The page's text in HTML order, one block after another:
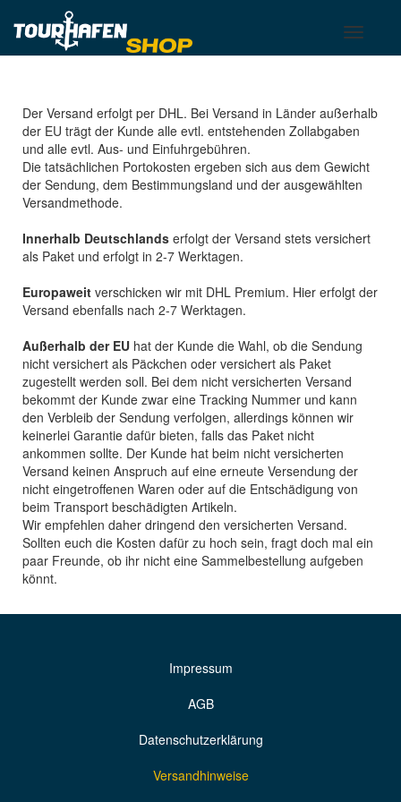
Toggle
Toggle
basket
Der Versand erfolgt per DHL. Bei Versand in Länder außerhalb
der EU trägt der Kunde alle evtl. entstehenden Zollabgaben
und alle evtl. Aus- und Einfuhrgebühren.
Die tatsächlichen Portokosten ergeben sich aus dem Gewicht
der Sendung, dem Bestimmungsland und der ausgewählten
Versandmethode.
Innerhalb Deutschlands erfolgt der Versand stets versichert
als Paket und erfolgt in 2-7 Werktagen.
Europaweit verschicken wir mit DHL Premium. Hier erfolgt der
Versand ebenfalls nach 2-7 Werktagen.
Außerhalb der EU hat der Kunde die Wahl, ob die Sendung
nicht versichert als Päckchen oder versichert als Paket
zugestellt werden soll. Bei dem nicht versicherten Versand
bekommt der Kunde zwar eine Tracking Nummer und kann
den Verbleib der Sendung verfolgen, allerdings können wir
keinerlei Garantie dafür bieten, falls das Paket nicht
ankommen sollte. Der Kunde hat beim nicht versicherten
Versand keinen Anspruch auf eine erneute Versendung der
nicht eingetroffenen Waren oder auf die Entschädigung von
beim Transport beschädigten Artikeln.
Wir empfehlen daher dringend den versicherten Versand.
Sollten euch die Kosten dafür zu hoch sein, fragt doch mal ein
paar Freunde, ob ihr nicht eine Sammelbestellung aufgeben
könnt.
Impressum
AGB
Datenschutzerklärung
Versandhinweise